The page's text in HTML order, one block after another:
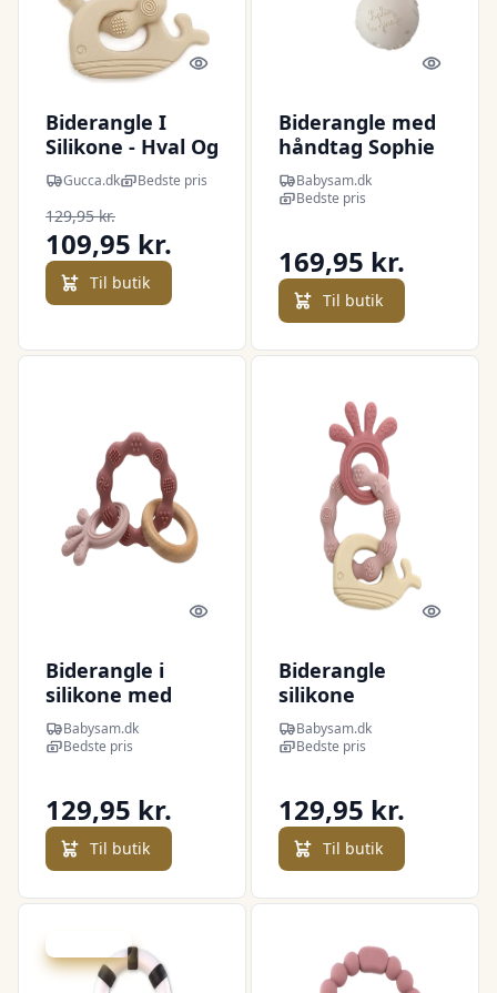
Quick look
Biderangle I
Silikone - Hval Og
Blæksprutte
Bideringe - Beige
- Magni
Gucca.dk Bedste pris
129,95 kr.
109,95 kr.
Til butik
Quick
Biderangle med
håndtag Sophie
la Girafe
Babysam.dk
Bedste pris
169,95 kr.
Til butik
Quick look
Biderangle i
silikone med
blæksprutte og
træ vedhæng
Babysam.dk
Bedste pris
129,95 kr.
Til butik
Quick
Biderangle
silikone
blæksprutte og
hval vedhæng
Babysam.dk
Bedste pris
129,95 kr.
Til butik